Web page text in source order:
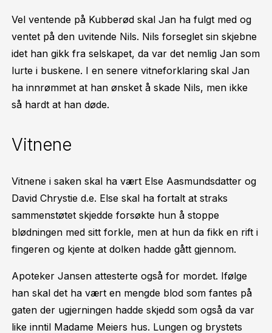
Vel ventende på Kubberød skal Jan ha fulgt med og
ventet på den uvitende Nils. Nils forseglet sin skjebne
idet han gikk fra selskapet, da var det nemlig Jan som
lurte i buskene. I en senere vitneforklaring skal Jan
ha innrømmet at han ønsket å skade Nils, men ikke
så hardt at han døde.
Vitnene
Vitnene i saken skal ha vært Else Aasmundsdatter og
David Chrystie d.e. Else skal ha fortalt at straks
sammenstøtet skjedde forsøkte hun å stoppe
blødningen med sitt forkle, men at hun da fikk en rift i
fingeren og kjente at dolken hadde gått gjennom.
Apoteker Jansen attesterte også for mordet. Ifølge
han skal det ha vært en mengde blod som fantes på
gaten der ugjerningen hadde skjedd som også da var
like inntil Madame Meiers hus. Lungen og brystets